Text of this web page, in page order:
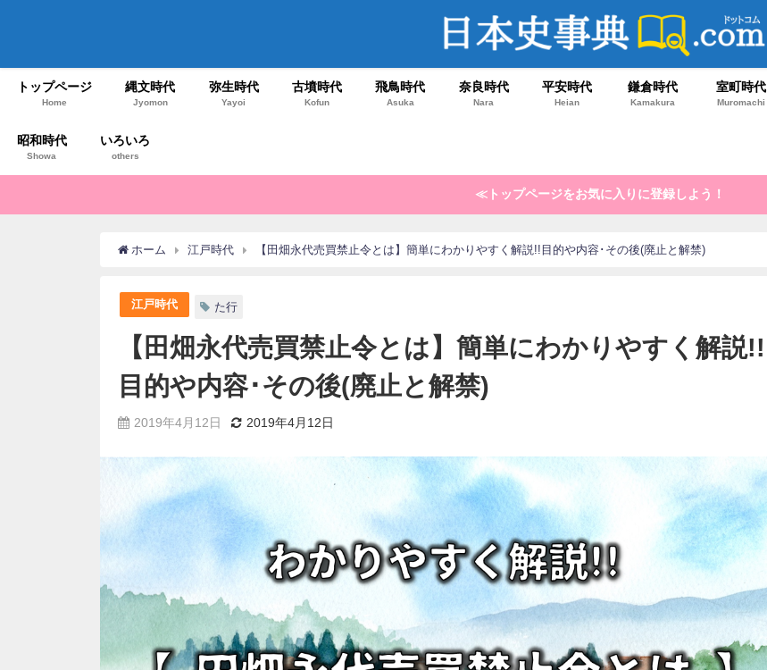
トップページ
Home
縄文時代
Jyomon
弥生時代
Yayoi
古墳時代
Kofun
飛鳥時代
Asuka
奈良時代
Nara
平安時代
Heian
鎌倉時代
Kamakura
室町時代
Muromachi
昭和時代
Showa
いろいろ
others
≪トップページをお気に入りに登録しよう！
ホーム 江戸時代 【田畑永代売買禁止令とは】簡単にわかりやすく解説!!目的や内容･その後(廃止と解禁)
江戸時代 た行
【田畑永代売買禁止令とは】簡単にわかりやすく解説!!
目的や内容･その後(廃止と解禁)
2019年4月12日 2019年4月12日